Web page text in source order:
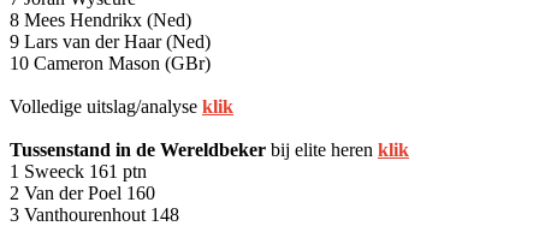
8 Mees Hendrikx (Ned)
9 Lars van der Haar (Ned)
10 Cameron Mason (GBr)
Volledige uitslag/analyse klik
Tussenstand in de Wereldbeker bij elite heren klik
1 Sweeck 161 ptn
2 Van der Poel 160
3 Vanthourenhout 148